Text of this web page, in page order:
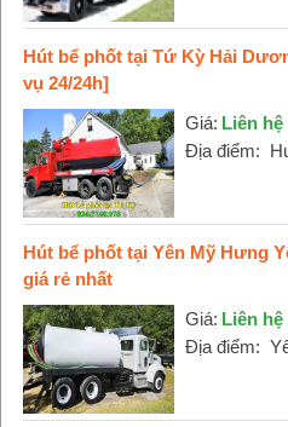
Hút bể phốt tại Tứ Kỳ Hải
vụ 24/24h]
Giá: Liên hệ
Địa điểm:
Hút bể phốt tại Yên Mỹ Hưng
giá rẻ nhất
Giá: Liên hệ
Địa điểm: